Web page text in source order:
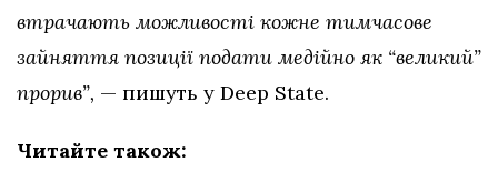
втрачають можливості кожне тимчасове
зайняття позиції подати медійно як “великий”
прорив”, — пишуть у Deep State.
Читайте також: